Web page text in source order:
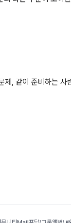
제, 같이 준비하는 사